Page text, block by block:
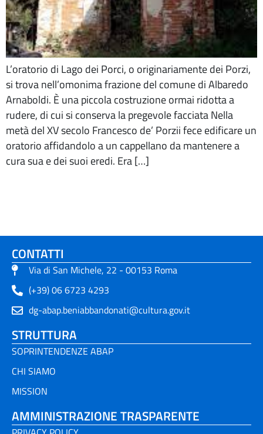
L’oratorio di Lago dei Porci, o originariamente dei Porzi,
si trova nell’omonima frazione del comune di Albaredo
Arnaboldi. È una piccola costruzione ormai ridotta a
rudere, di cui si conserva la pregevole facciata Nella
metà del XV secolo Francesco de’ Porzii fece edificare un
oratorio affidandolo a un cappellano da mantenere a
cura sua e dei suoi eredi. Era […]
CONTATTI
Via di San Michele, 22 - 00153 Roma
(+39) 06 6723 4293
dg-abap.beniabbandonati@cultura.gov.it
STRUTTURA
SOPRINTENDENZE ABAP
CHI SIAMO
MISSION
AMMINISTRAZIONE TRASPARENTE